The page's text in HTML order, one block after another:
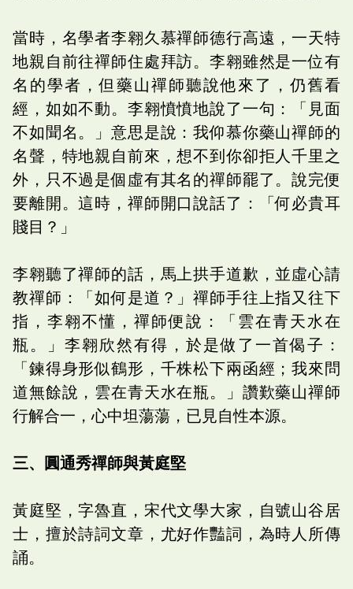
當時，名學者李翱久慕禪師德行高遠，一天特
地親自前往禪師住處拜訪。李翱雖然是一位有
名的學者，但藥山禪師聽說他來了，仍舊看
經，如如不動。李翱憤憤地說了一句：「見面
不如聞名。」意思是說：我仰慕你藥山禪師的
名聲，特地親自前來，想不到你卻拒人千里之
外，只不過是個虛有其名的禪師罷了。說完便
要離開。這時，禪師開口說話了：「何必貴耳
賤目？」
李翱聽了禪師的話，馬上拱手道歉，並虛心請
教禪師：「如何是道？」禪師手往上指又往下
指，李翱不懂，禪師便說：「雲在青天水在
瓶。」李翱欣然有得，於是做了一首偈子：
「鍊得身形似鶴形，千株松下兩函經；我來問
道無餘說，雲在青天水在瓶。」讚歎藥山禪師
行解合一，心中坦蕩蕩，已見自性本源。
三、圓通秀禪師與黃庭堅
黃庭堅，字魯直，宋代文學大家，自號山谷居
士，擅於詩詞文章，尤好作豔詞，為時人所傳
誦。